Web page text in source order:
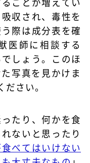
収され、毒性を
際は成分表を確
医師に相談する
しょう。このほ
写真を見かけま
さい。
たり、何かを食
ないと思ったり
べてはいけない